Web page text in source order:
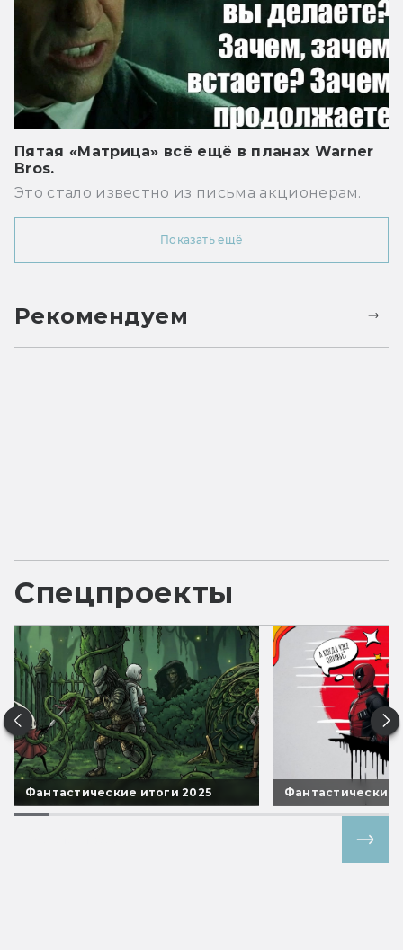
Пятая «Матрица» всё ещё в планах Warner
Bros.
Это стало известно из письма акционерам.
Показать ещё
Рекомендуем
Спецпроекты
Фантастические итоги 2025 Фантастические